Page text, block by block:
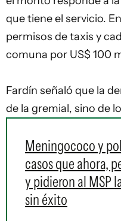
que tiene el servicio. En
permisos de taxis y
comuna por US$ 100
Fardín señaló que la
de la gremial, sino de
Meningococo y
casos que ahora,
y pidieron al MSP
sin éxito